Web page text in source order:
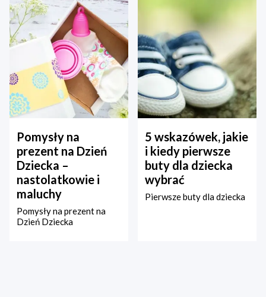
Pomysły na
prezent na Dzień
Dziecka –
nastolatkowie i
maluchy
Pomysły na prezent na
Dzień Dziecka
5 wskazówek, jakie
i kiedy pierwsze
buty dla dziecka
wybrać
Pierwsze buty dla dziecka